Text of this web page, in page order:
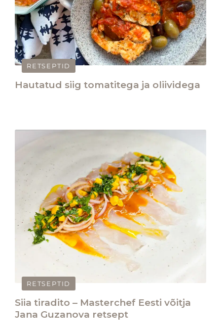
RETSEPTID
​Hautatud siig tomatitega ja oliividega
RETSEPTID
​​Siia tiradito – ​​Masterchef Eesti võitja
Jana Guzanova retsept